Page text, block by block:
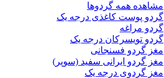
مشاهده همه گردوها
گردو پوست کاغذی درجه یک
گردو مراغه
گردو تویسرکان درجه یک
مغز گردو فسنجانی
مغز گردو ایرانی سفید (سوپر)
مغز گردوی درجه یک